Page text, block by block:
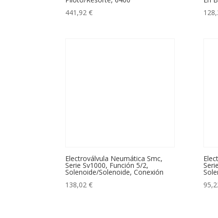
441,92€
Electroválvula Neumática Smc,
Serie Sv1000, Función 5/2,
Solenoide/Solenoide, Conexión
138,02€